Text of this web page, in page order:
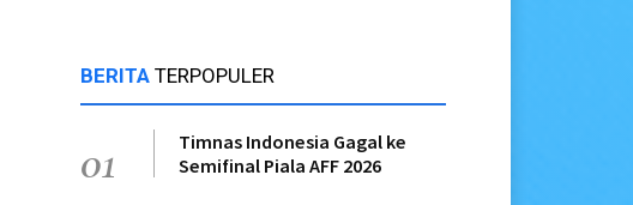
BERITA TERPOPULER
01
Timnas Indonesia Gagal ke
Semifinal Piala AFF 2026